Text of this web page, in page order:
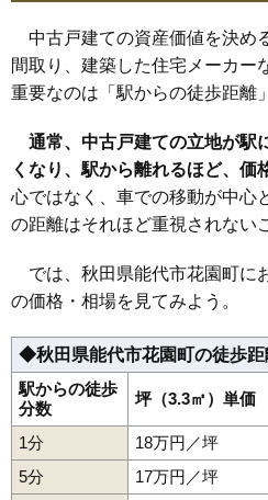
中古戸建ての資産価値を決め
間取り、建築した住宅メーカー
重要なのは「駅からの徒歩距離
通常、中古戸建ての立地が駅
くなり、駅から離れるほど、価
心ではなく、車での移動が中心
の距離はそれほど重視されない
では、秋田県能代市花園町に
の価格・相場を見てみよう。
◆秋田県能代市花園町の徒歩
駅からの徒歩
分数
坪（3.3㎡）単価
1分
18万円／坪
5分
17万円／坪